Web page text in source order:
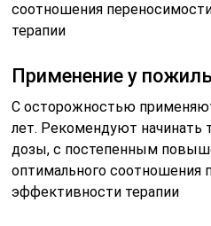
соотношения
терапии
Применение у
С осторожностью
лет. Рекомендуют начинать
дозы, с постепенным
оптимального соотношения
эффективности терапии